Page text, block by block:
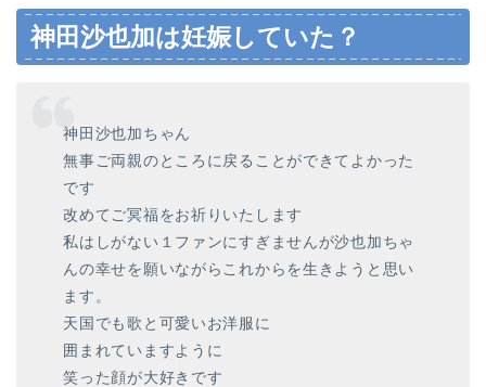
神田沙也加は妊娠していた？
神田沙也加ちゃん
無事ご両親のところに戻ることができてよかった
です
改めてご冥福をお祈りいたします
私はしがない１ファンにすぎませんが沙也加ちゃ
んの幸せを願いながらこれからを生きようと思い
ます。
天国でも歌と可愛いお洋服に
囲まれていますように
笑った顔が大好きです